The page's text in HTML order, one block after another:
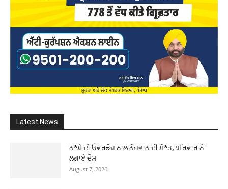
Latest News
ਨ*ਸ਼ੇ ਦੀ ਓਵਰਡੋਜ਼ ਨਾਲ ਨੌਜਵਾਨ ਦੀ ਮੌ*ਤ, ਪਰਿਵਾਰ ਨੇ
ਲਗਾਏ ਦੋਸ਼
August 7, 2026